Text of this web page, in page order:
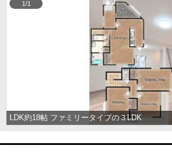
LDK約18帖 ファミリータイプの３LDK
1/1